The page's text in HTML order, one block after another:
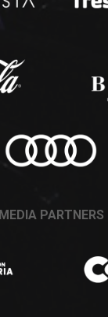
MEDIA PARTNERS